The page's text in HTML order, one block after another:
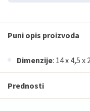
Puni opis proizvoda
Dimenzije: 14 x 4,5 x
Prednosti